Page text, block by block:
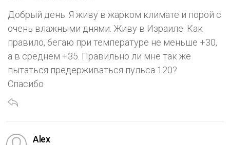
Добрый день. Я живу в жарком климате и порой с
очень влажными днями. Живу в Израиле. Как
правило, бегаю при температуре не меньше +30,
а в среднем +35. Правильно ли мне так же
пытаться предерживаться пульса 120?
Спасибо
Alex